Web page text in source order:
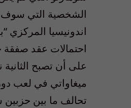
الشخصية التي سوف
اندونيسيا المركزي
احتمالات عقد صفقة
على أن تصبح
ميغاواتي في لعب
تحالف ما بين حزبين